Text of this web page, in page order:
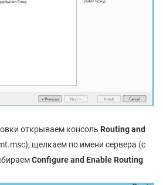
открываем консоль Routing and
щелкаем по имени сервера (с
Configure and Enable Routing